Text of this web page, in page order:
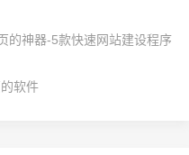
的神器-5款快速网站建设程序
软件